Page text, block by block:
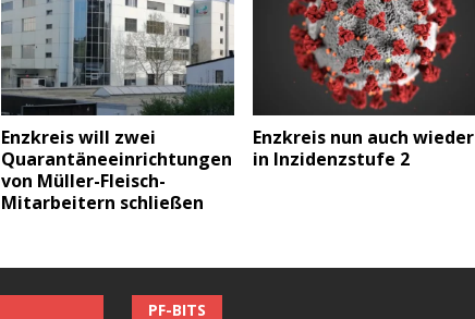
Enzkreis will zwei
Quarantäneeinrichtungen
von Müller-Fleisch-
Mitarbeitern schließen
Enzkreis nun auch wieder
in Inzidenzstufe 2
PF-BITS